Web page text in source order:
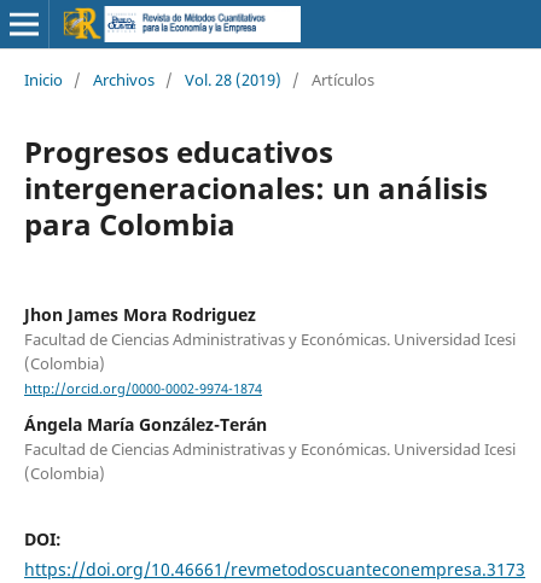
Inicio / Archivos / Vol. 28 (2019) / Artículos
Progresos educativos
intergeneracionales: un análisis
para Colombia
Jhon James Mora Rodriguez
Facultad de Ciencias Administrativas y Económicas. Universidad Icesi
(Colombia)
http://orcid.org/0000-0002-9974-1874
Ángela María González-Terán
Facultad de Ciencias Administrativas y Económicas. Universidad Icesi
(Colombia)
DOI:
https://doi.org/10.46661/revmetodoscuanteconempresa.3173